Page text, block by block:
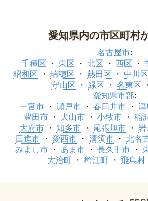
愛知県内の市区町村
名古屋市:
千種区
東区 北区 西区
昭和区
瑞穂区 熱田区 中川区
守山区
緑区 名東区
愛知県市部:
一宮市
瀬戸市 春日井市 津
豊田市
犬山市 小牧市 稲
大府市
知多市 尾張旭市 岩
日進市
愛西市 清須市 北名
みよし市
あま市 長久手市
大治町
蟹江町 飛島村